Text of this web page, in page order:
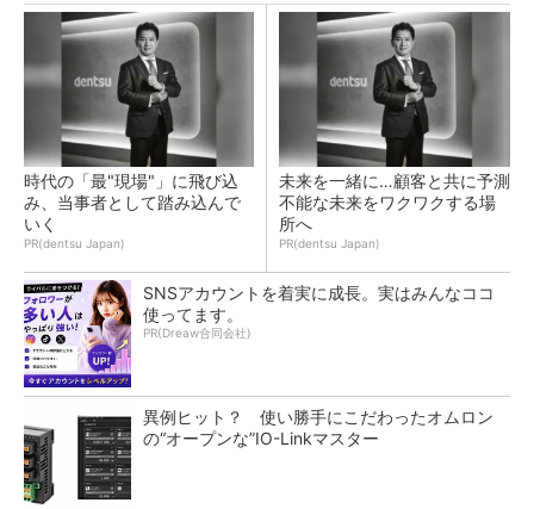
時代の「最"現場"」に飛び込
み、当事者として踏み込んで
いく
PR(dentsu Japan)
未来を一緒に…顧客と共に予測
不能な未来をワクワクする場
所へ
PR(dentsu Japan)
SNSアカウントを着実に成長。実はみんなココ
使ってます。
PR(Dreaw合同会社)
異例ヒット？ 使い勝手にこだわったオムロン
の“オープンな”IO-Linkマスター